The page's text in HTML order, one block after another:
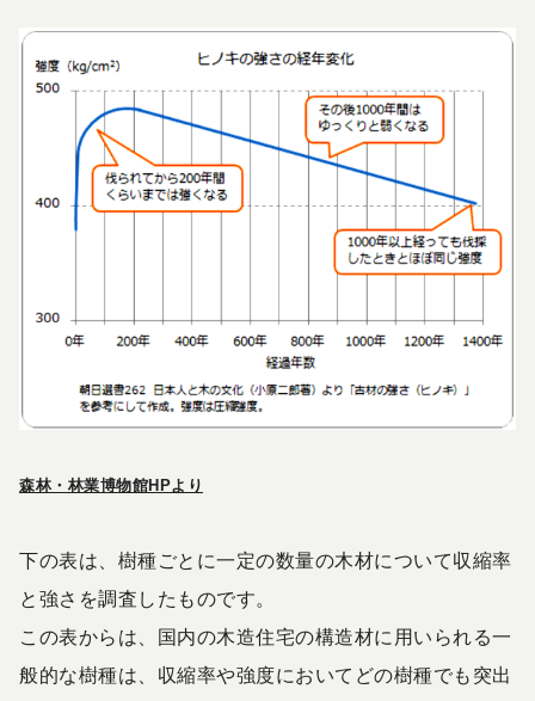
森林・林業博物館HPより
下の表は、樹種ごとに一定の数量の木材について収縮率
と強さを調査したものです。
この表からは、国内の木造住宅の構造材に用いられる一
般的な樹種は、収縮率や強度においてどの樹種でも突出